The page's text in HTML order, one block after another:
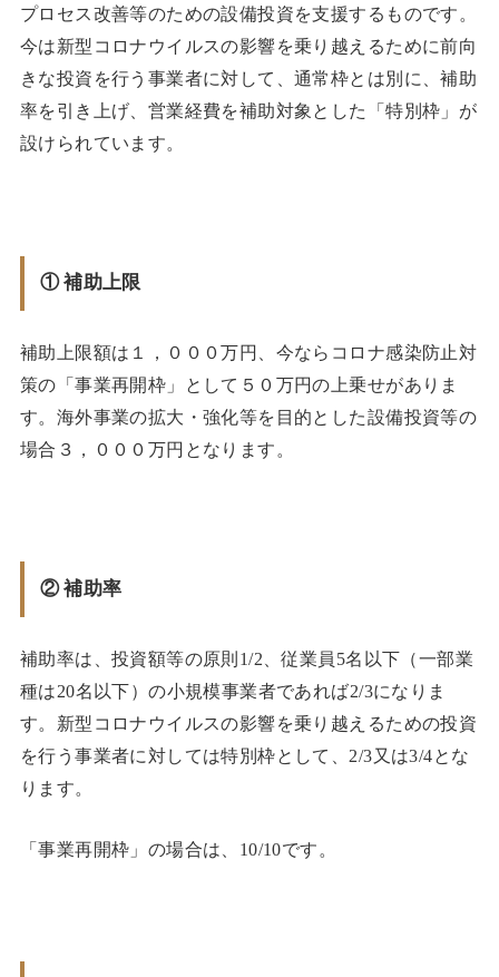
プロセス改善等のための設備投資を支援するものです。
今は新型コロナウイルスの影響を乗り越えるために前向
きな投資を行う事業者に対して、通常枠とは別に、補助
率を引き上げ、営業経費を補助対象とした「特別枠」が
設けられています。
① 補助上限
補助上限額は１，０００万円、今ならコロナ感染防止対
策の「事業再開枠」として５０万円の上乗せがありま
す。海外事業の拡大・強化等を目的とした設備投資等の
場合３，０００万円となります。
② 補助率
補助率は、投資額等の原則1/2、従業員5名以下（一部業
種は20名以下）の小規模事業者であれば2/3になりま
す。新型コロナウイルスの影響を乗り越えるための投資
を行う事業者に対しては特別枠として、2/3又は3/4とな
ります。
「事業再開枠」の場合は、10/10です。